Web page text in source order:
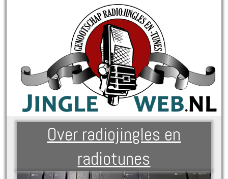
Over radiojingles en
radiotunes